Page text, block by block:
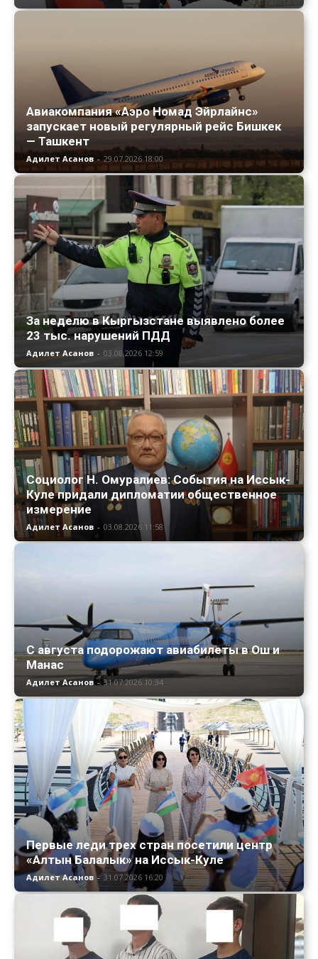
Авиакомпания «Аэро Номад Эйрлайнс»
запускает новый регулярный рейс Бишкек
— Ташкент
Адилет Асанов - 29.07.2026 18:00
За неделю в Кыргызстане выявлено более
23 тыс. нарушений ПДД
Адилет Асанов - 03.08.2026 12:59
Социолог Н. Омуралиев: События на Иссык-
Куле придали дипломатии общественное
измерение
Адилет Асанов - 03.08.2026 11:58
С августа подорожают авиабилеты в Ош и
Манас
Адилет Асанов - 31.07.2026 10:34
Первые леди трех стран посетили центр
«Алтын Балалык» на Иссык-Куле
Адилет Асанов - 31.07.2026 16:20